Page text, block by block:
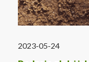
2023-05-24